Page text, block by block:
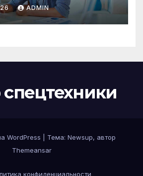
ADMIN
WordPress
Тема: Newsup, автор
Themeansar
конфиденциальности